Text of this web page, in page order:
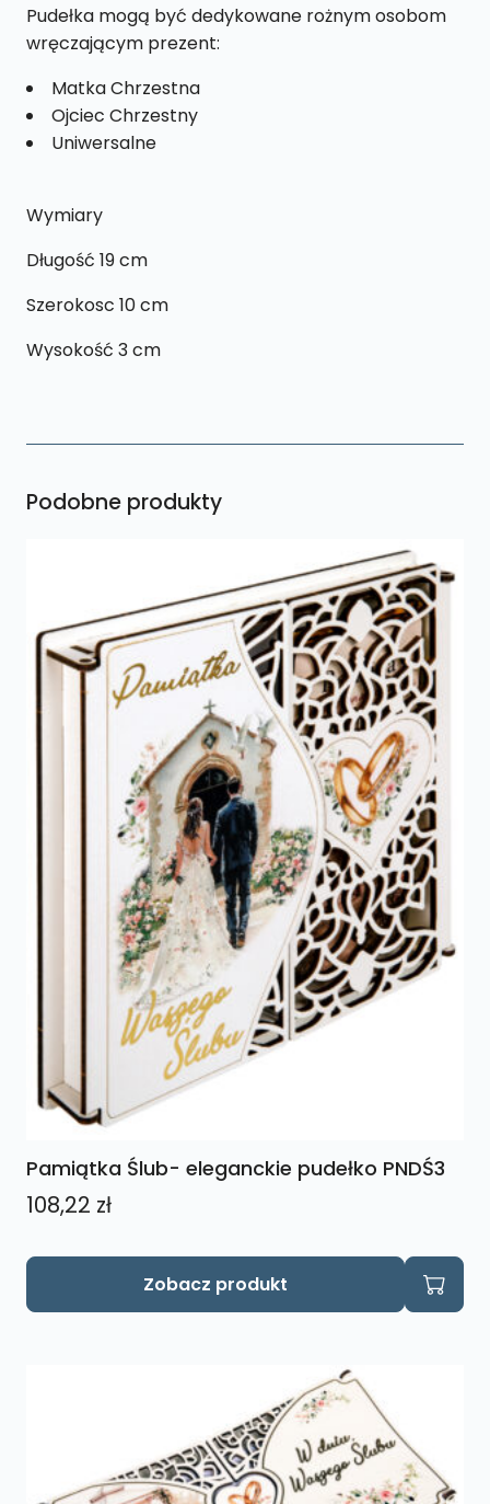
Pudełka mogą być dedykowane rożnym osobom
wręczającym prezent:
Matka Chrzestna
Ojciec Chrzestny
Uniwersalne
Wymiary
Długość 19 cm
Szerokosc 10 cm
Wysokość 3 cm
Podobne produkty
Pamiątka Ślub- eleganckie pudełko PNDŚ3
108,22 zł
Zobacz produkt